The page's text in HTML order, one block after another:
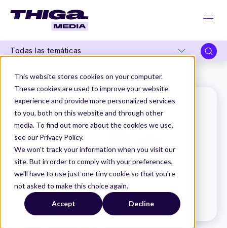
This website stores cookies on your computer.
These cookies are used to improve your website
experience and provide more personalized services
to you, both on this website and through other
media. To find out more about the cookies we use,
see our Privacy Policy.
We won't track your information when you visit our
site. But in order to comply with your preferences,
we'll have to use just one tiny cookie so that you're
not asked to make this choice again.
Accept Decline
Todas las temáticas
Thiga Media Glosario de Producto Time to market